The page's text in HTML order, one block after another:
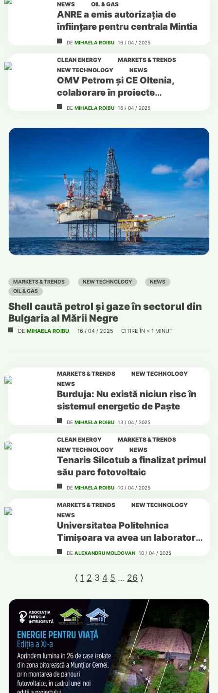
NEWS
OIL & GAS
ANRE a emis autorizația de
înființare pentru centrala Mintia
DE MIHAELA ROIBU 16 / 04 / 2025
CLEAN ENERGY
MARKETS & TRENDS
NEW TECHNOLOGY
NEWS
OMV Petrom și CE Oltenia,
colaborare în proiecte
fotovoltaice
DE MIHAELA ROIBU 16 / 04 / 2025
MARKETS & TRENDS NEW TECHNOLOGY
NEWS
OIL & GAS
Shell caută petrol și gaze în sectorul din
Bulgaria al Mării Negre
DE MIHAELA ROIBU 16 / 04 / 2025 CITIRE ÎN < 1 MINUT
MARKETS & TRENDS
NEW TECHNOLOGY
NEWS
Burduja: Nu există niciun risc în
sistemul energetic de Paște
DE MIHAELA ROIBU 13 / 04 / 2025
CLEAN ENERGY
MARKETS & TRENDS
NEW TECHNOLOGY
NEWS
Tenaris Silcotub a finalizat primul
său parc fotovoltaic
DE MIHAELA ROIBU 10 / 04 / 2025
MARKETS & TRENDS
NEW TECHNOLOGY
NEWS
Universitatea Politehnica
Timișoara va avea un laborator
fotovoltaic de ultimă generație
DE ALEXANDRU MOLDOVAN 10 / 04 / 2025
⟨ 1 2 3 4 5 … 26 ⟩